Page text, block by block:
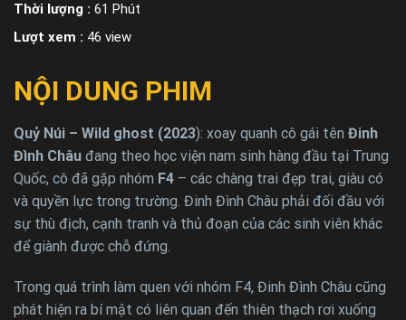
Thời lượng : 61 Phút
Lượt xem : 46 view
NỘI DUNG PHIM
Quỷ Núi – Wild ghost (2023): xoay quanh cô gái tên Đinh
Đình Châu đang theo học viện nam sinh hàng đầu tại Trung
Quốc, cô đã gặp nhóm F4 – các chàng trai đẹp trai, giàu có
và quyền lực trong trường. Đinh Đình Châu phải đối đầu với
sự thù địch, cạnh tranh và thủ đoạn của các sinh viên khác
để giành được chỗ đứng.
Trong quá trình làm quen với nhóm F4, Đinh Đình Châu cũng
phát hiện ra bí mật có liên quan đến thiên thạch rơi xuống